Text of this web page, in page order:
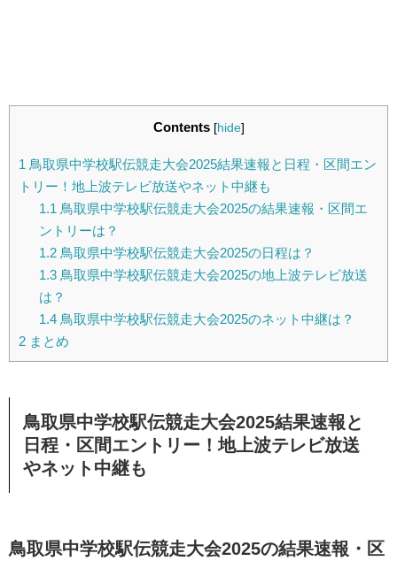
Contents [hide]
1 鳥取県中学校駅伝競走大会2025結果速報と日程・区間エン
トリー！地上波テレビ放送やネット中継も
1.1 鳥取県中学校駅伝競走大会2025の結果速報・区間エ
ントリーは？
1.2鳥取県中学校駅伝競走大会2025の日程は？
1.3鳥取県中学校駅伝競走大会2025の地上波テレビ放送
は？
1.4鳥取県中学校駅伝競走大会2025のネット中継は？
2 まとめ
鳥取県中学校駅伝競走大会2025結果速報と
日程・区間エントリー！地上波テレビ放送
やネット中継も
鳥取県中学校駅伝競走大会2025の結果速報・区